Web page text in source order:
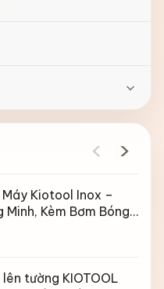
‹ ›
Kiotool Inox –
Kèm Bơm Bóng,
tường KIOTOOL